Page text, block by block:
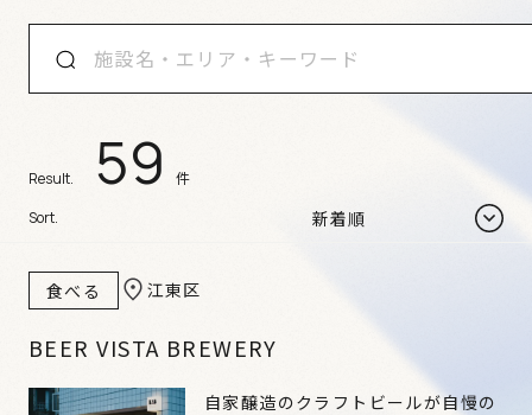
Result. 59 件
Sort.
食べる 江東区
BEER VISTA BREWERY
自家醸造のクラフトビールが自慢の